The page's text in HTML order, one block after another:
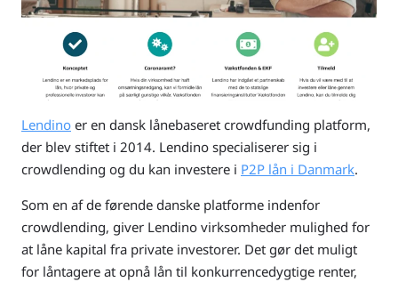
Lendino er en dansk lånebaseret crowdfunding platform,
der blev stiftet i 2014. Lendino specialiserer sig i
crowdlending og du kan investere i P2P lån i Danmark.
Som en af de førende danske platforme indenfor
crowdlending, giver Lendino virksomheder mulighed for
at låne kapital fra private investorer. Det gør det muligt
for låntagere at opnå lån til konkurrencedygtige renter,